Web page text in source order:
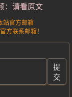
：请看原文
站官方邮箱
方联系邮箱！
提
交